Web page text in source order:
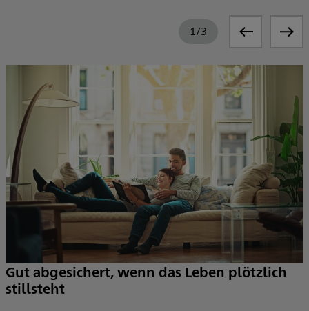
1/3
Gut abgesichert, wenn das Leben plötzlich
stillsteht